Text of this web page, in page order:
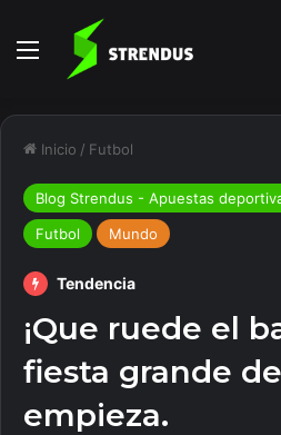
Menú
Inicio / Futbol
Blog Strendus - Apuestas
Futbol
Mundo
Tendencia
¡Que ruede el
fiesta grande
empieza.